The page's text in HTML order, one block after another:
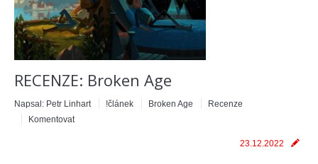
RECENZE: Broken Age
Napsal: Petr Linhart !článek Broken Age
Recenze
Komentovat
23.12.2022